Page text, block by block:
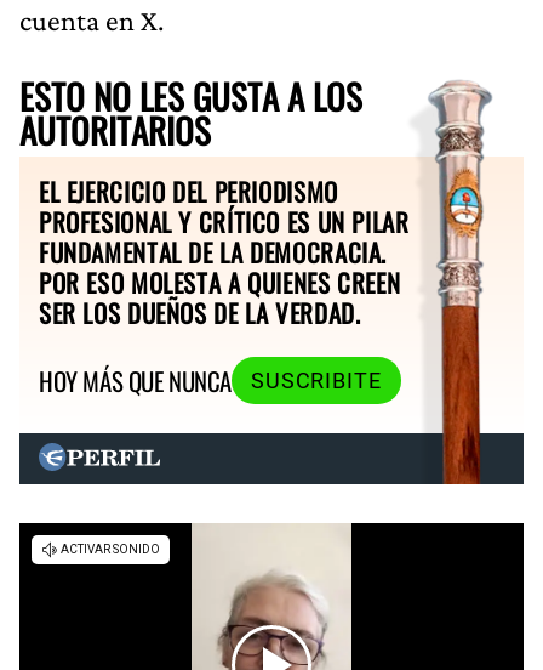
cuenta en X.
ESTO NO LES GUSTA A LOS
AUTORITARIOS
EL EJERCICIO DEL PERIODISMO
PROFESIONAL Y CRÍTICO ES UN PILAR
FUNDAMENTAL DE LA DEMOCRACIA.
POR ESO MOLESTA A QUIENES CREEN
SER LOS DUEÑOS DE LA VERDAD.
HOY MÁS QUE NUNCA
SUSCRIBITE